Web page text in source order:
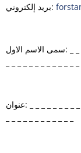
بريد إلكتروني:
سمى الاسم الاول: _ _ _ _ _ _ _ _ _ _ _ _ _ _ _ _ _ _ _ _ _ _ _ _ _ _ _ _ _ _ _ _
عنوان: _ _ _ _ _ _ _ _ _ _ _ _ _ _ _ _ _ _ _ _ _ _ _ _ _ _ _ _ _ _ _ _ _ _ _ _ _ _ _